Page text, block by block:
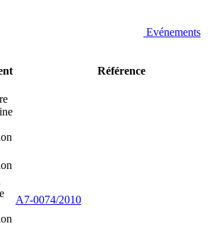
Evénements
Référence
A7-0074/2010